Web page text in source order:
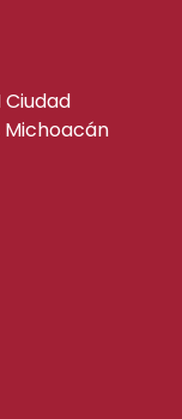
Ciudad
Michoacán